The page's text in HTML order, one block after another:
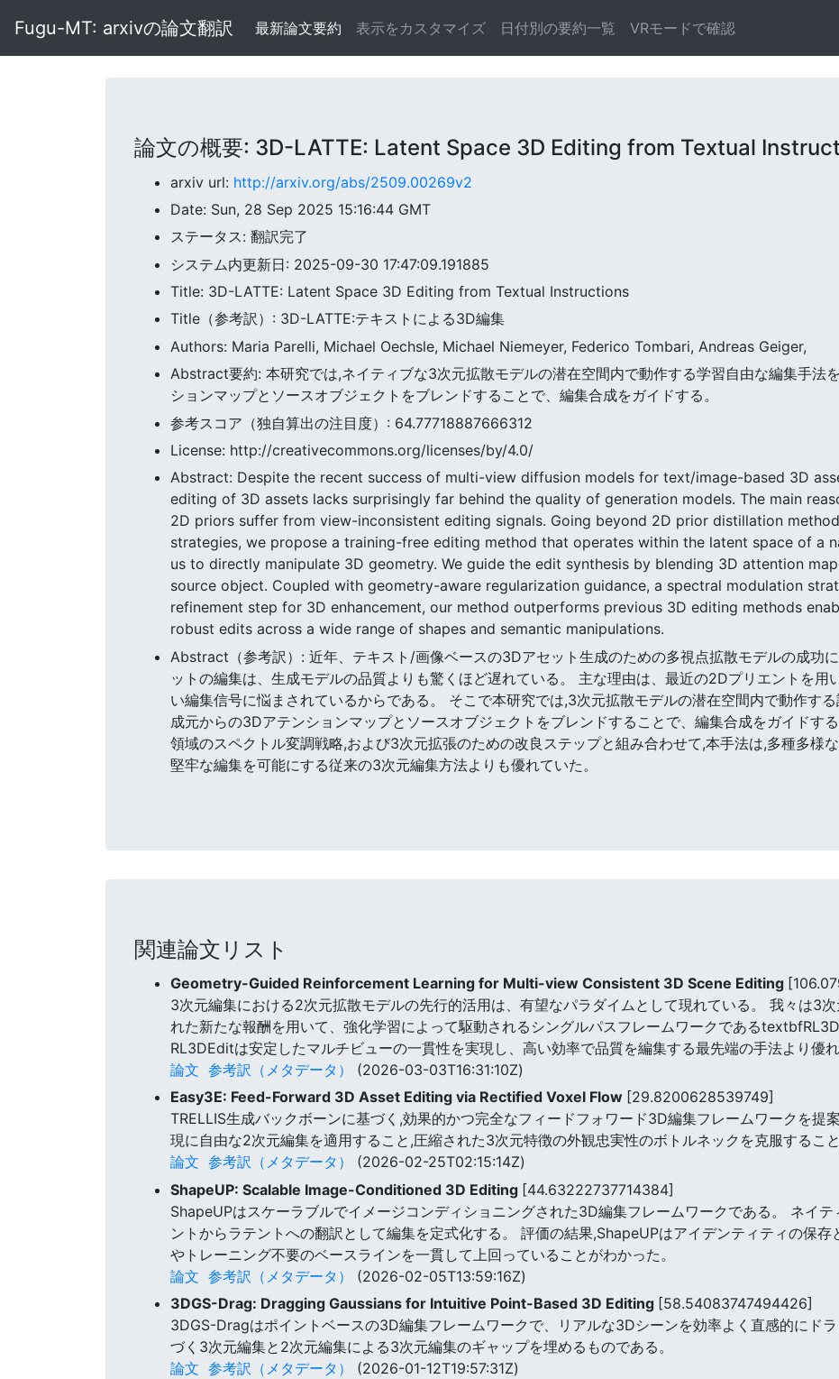
Fugu-MT: arxivの論文翻訳 最新論文要約 表示をカスタマイズ 日付別の要約一覧 VRモードで確認
論文の概要: 3D-LATTE: Latent Space 3D Editing from Textual
arxiv url: http://arxiv.org/abs/2509.00269v2
Date: Sun, 28 Sep 2025 15:16:44 GMT
ステータス: 翻訳完了
システム内更新日: 2025-09-30 17:47:09.191885
Title: 3D-LATTE: Latent Space 3D Editing from Textual Instructions
Title（参考訳）: 3D-LATTE:テキストによる3D編集
Authors: Maria Parelli, Michael Oechsle, Michael Niemeyer, Federico Tombari, Andreas Geiger,
Abstract要約: 本研究では,ネイティブな3次元拡散モデルの潜在空間内で動作する学習自由な編集手法
ションマップとソースオブジェクトをブレンドすることで、編集合成をガイドする。
参考スコア（独自算出の注目度）: 64.77718887666312
License: http://creativecommons.org/licenses/by/4.0/
Abstract: Despite the recent success of multi-view diffusion models for text/image-based 3D
editing of 3D assets lacks surprisingly far behind the quality of generation models. The main
2D priors suffer from view-inconsistent editing signals. Going beyond 2D prior distillation
strategies, we propose a training-free editing method that operates within the latent space of a
us to directly manipulate 3D geometry. We guide the edit synthesis by blending 3D attention
source object. Coupled with geometry-aware regularization guidance, a spectral modulation
refinement step for 3D enhancement, our method outperforms previous 3D editing methods
robust edits across a wide range of shapes and semantic manipulations.
Abstract（参考訳）: 近年、テキスト/画像ベースの3Dアセット生成のための多視点拡散モデルの成功
ットの編集は、生成モデルの品質よりも驚くほど遅れている。 主な理由は、最近の2Dプリエントを用
い編集信号に悩まされているからである。 そこで本研究では,3次元拡散モデルの潜在空間内で動作す
成元からの3Dアテンションマップとソースオブジェクトをブレンドすることで、編集合成をガイドす
領域のスペクトル変調戦略,および3次元拡張のための改良ステップと組み合わせて,本手法は,多種多様
堅牢な編集を可能にする従来の3次元編集方法よりも優れていた。
関連論文リスト
Geometry-Guided Reinforcement Learning for Multi-view Consistent 3D Scene Editing
3次元編集における2次元拡散モデルの先行的活用は、有望なパラダイムとして現れている。 我々は3
れた新たな報酬を用いて、強化学習によって駆動されるシングルパスフレームワークである
RL3DEditは安定したマルチビューの一貫性を実現し、高い効率で品質を編集する最先端の手法より優れ
論文 参考訳（メタデータ）
(2026-03-03T16:31:10Z)
Easy3E: Feed-Forward 3D Asset Editing via Rectified Voxel Flow [29.8200628539749]
TRELLIS生成バックボーンに基づく,効果的かつ完全なフィードフォワード3D編集フレームワークを提
現に自由な2次元編集を適用すること,圧縮された3次元特徴の外観忠実性のボトルネックを克服するこ
論文 参考訳（メタデータ）
(2026-02-25T02:15:14Z)
ShapeUP: Scalable Image-Conditioned 3D Editing [44.63222737714384]
ShapeUPはスケーラブルでイメージコンディショニングされた3D編集フレームワークである。 ネイ
ントからラテントへの翻訳として編集を定式化する。 評価の結果,ShapeUPはアイデンティティの保
やトレーニング不要のベースラインを一貫して上回っていることがわかった。
論文 参考訳（メタデータ）
(2026-02-05T13:59:16Z)
3DGS-Drag: Dragging Gaussians for Intuitive Point-Based 3D Editing [58.54083747494426]
3DGS-Dragはポイントベースの3D編集フレームワークで、リアルな3Dシーンを効率よく直感的にド
づく3次元編集と2次元編集による3次元編集のギャップを埋めるものである。
論文 参考訳（メタデータ）
(2026-01-12T19:57:31Z)